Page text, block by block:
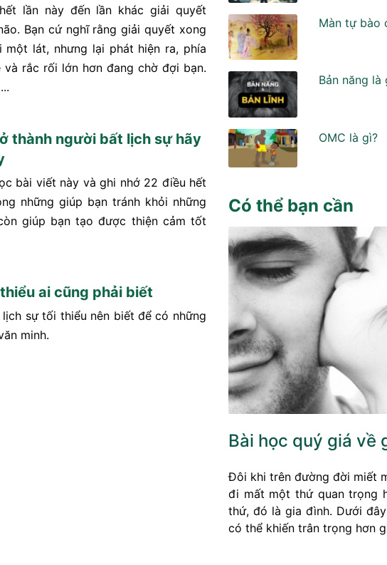
lần này đến lần khác giải quyết
Bạn cứ nghĩ rằng giải quyết xong
lát, nhưng lại phát hiện ra, phía
rắc rối lớn hơn đang chờ đợi bạn.
thành người bất lịch sự hãy
bài viết này và ghi nhớ 22 điều hết
những giúp bạn tránh khỏi những
giúp bạn tạo được thiện cảm tốt
ai cũng phải biết
sự tối thiểu nên biết để có những
minh.
Màn tự bào
Bản năng là
OMC là gì?
Có thể bạn cần
Bài học quý giá về
Đôi khi trên đường đời miết
đi mất một thứ quan trọng
thứ, đó là gia đình. Dưới
có thể khiến trân trọng hơn